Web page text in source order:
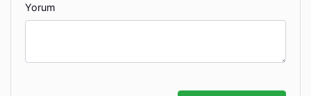
Yorum